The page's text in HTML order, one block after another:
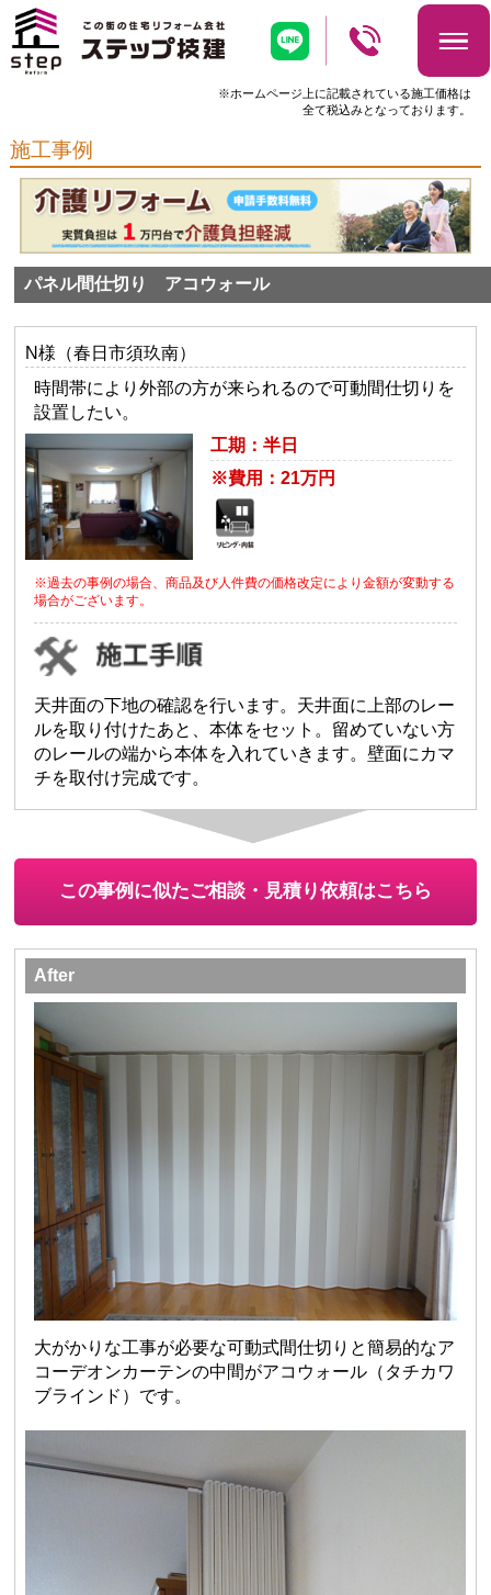
※ホームページ上に記載されている施工価格は
全て税込みとなっております。
施工事例
パネル間仕切り アコウォール
N様（春日市須玖南）
時間帯により外部の方が来られるので可動間仕切りを
設置したい。
工期：半日
※費用：21万円
※過去の事例の場合、商品及び人件費の価格改定により金額が変動する
場合がございます。
天井面の下地の確認を行います。天井面に上部のレー
ルを取り付けたあと、本体をセット。留めていない方
のレールの端から本体を入れていきます。壁面にカマ
チを取付け完成です。
この事例に似たご相談・見積り依頼はこちら
After
大がかりな工事が必要な可動式間仕切りと簡易的なア
コーデオンカーテンの中間がアコウォール（タチカワ
ブラインド）です。